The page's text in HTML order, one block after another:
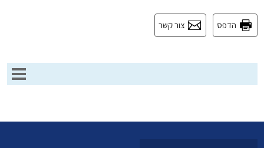
הדפס צור קשר